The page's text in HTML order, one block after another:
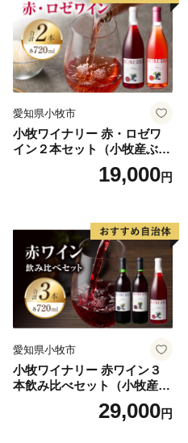
愛知県小牧市
小牧ワイナリー 赤・ロゼワ
イン２本セット（小牧産ぶど
19,000円
愛知県小牧市
小牧ワイナリー 赤ワイン３
本飲み比べセット（小牧産ぶ
どう100％使用）29,000円